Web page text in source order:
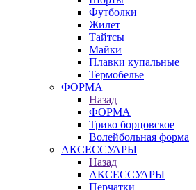
Футболки
Жилет
Тайтсы
Майки
Плавки купальные
Термобелье
ФОРМА
Назад
ФОРМА
Трико борцовское
Волейбольная форма
АКСЕССУАРЫ
Назад
АКСЕССУАРЫ
Перчатки